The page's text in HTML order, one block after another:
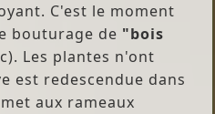
C'est le moment
bouturage de "bois
Les plantes n'ont
est redescendue dans
aux rameaux